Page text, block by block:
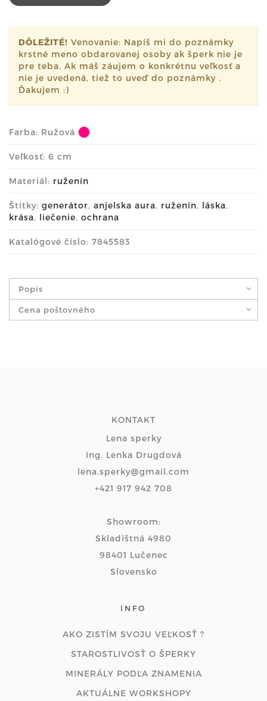
DÔLEŽITÉ! Venovanie: Napíš mi do poznámky
krstné meno obdarovanej osoby ak šperk nie je
pre teba. Ak máš záujem o konkrétnu veľkosť a
nie je uvedená, tiež to uveď do poznámky .
Ďakujem :)
Farba: Ružová
Veľkosť: 6 cm
Materiál: ruženín
Štítky: generátor, anjelska aura, ruženín, láska,
krása, liečenie, ochrana
Katalógové číslo: 7845583
Popis
Cena poštovného
KONTAKT
Lena sperky
Ing. Lenka Drugdová
lena.sperky@gmail.com
+421 917 942 708
Showroom:
Skladištná 4980
98401 Lučenec
Slovensko
INFO
AKO ZISTÍM SVOJU VEĽKOSŤ ?
STAROSTLIVOSŤ O ŠPERKY
MINERÁLY PODĽA ZNAMENIA
AKTUÁLNE WORKSHOPY